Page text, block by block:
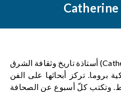
كاثرين كورنيه (Catherine Cornet) أستاذة تاريخ وثقافة الشرق
بروما. تركز أبحاثها على الفن
وتكتب كلّ أسبوع عن الصحافة